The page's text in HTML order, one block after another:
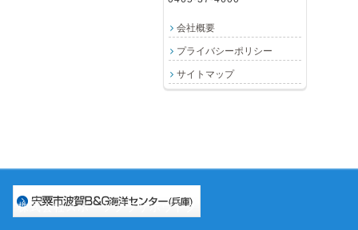
会社概要
プライバシーポリシー
サイトマップ
株式会社スポーツプラザホウトク